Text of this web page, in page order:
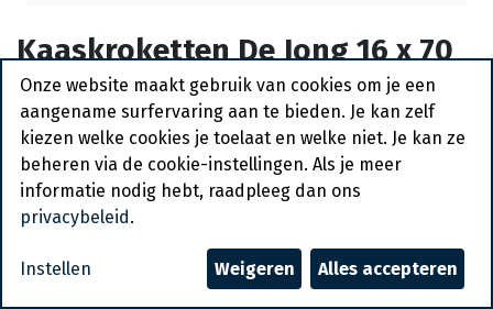
Kaaskroketten De Jong 16 x 70
gr
Actief
Vraag een account aan
Algemene voorwaarden
30-dagen geld terug garantie
Verzending: 2-3 werkdagen
Onze website maakt gebruik van cookies om je een
aangename surfervaring aan te bieden. Je kan zelf
kiezen welke cookies je toelaat en welke niet. Je kan ze
beheren via de cookie-instellingen. Als je meer
informatie nodig hebt, raadpleeg dan ons
privacybeleid .
Instellen Weigeren Alles accepteren